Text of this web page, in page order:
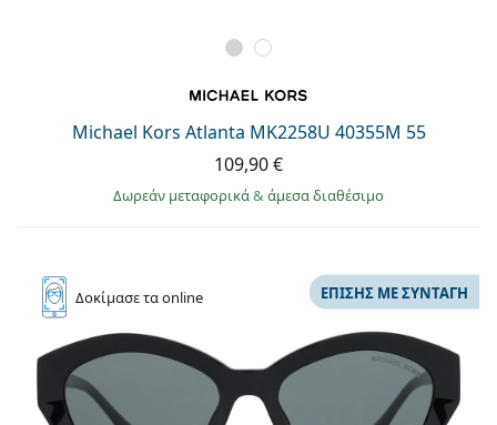
Michael Kors Atlanta MK2258U 40355M 55
109,90 €
Δωρεάν μεταφορικά& άμεσα διαθέσιμο
Δοκίμασετα online ΕΠΊΣΗΣ ΜΕ ΣΥΝΤΑΓΉ